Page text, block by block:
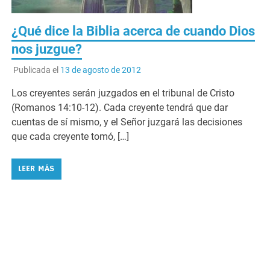
¿Qué dice la Biblia acerca de cuando Dios
nos juzgue?
Publicada el 13 de agosto de 2012
Los creyentes serán juzgados en el tribunal de Cristo
(Romanos 14:10-12). Cada creyente tendrá que dar
cuentas de sí mismo, y el Señor juzgará las decisiones
que cada creyente tomó, […]
LEER MÁS